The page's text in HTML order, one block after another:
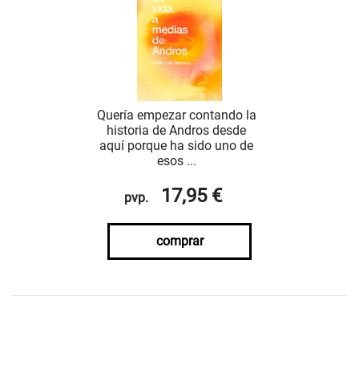
Quería empezar contando la
historia de Andros desde
aquí porque ha sido uno de
esos ...
pvp. 17,95 €
comprar